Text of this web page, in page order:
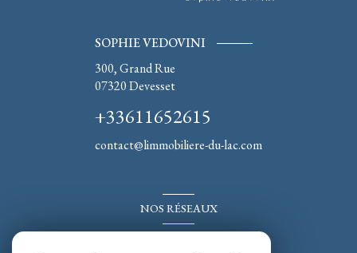
SOPHIE VEDOVINI
300, Grand Rue
07320Devesset
+33611652615
contact@limmobiliere-du-lac.com
NOS RÉSEAUX